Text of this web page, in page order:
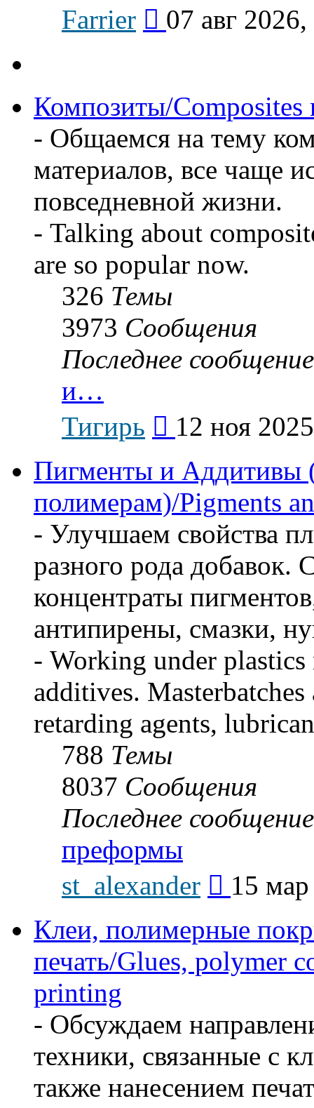
Farrier
последнему
07 авг
Композиты/Сomposites
- Общаемся на тему
материалов, все чаще
повседневной жизни.
- Talking about
are so popular now.
326 Темы
3973 Сообщения
Последнее сообщение
и…
Тигирь
последнему
12 ноя
Пигменты и Аддитивы
полимерам)/Pigments
- Улучшаем свойства
разного рода добавок.
концентраты
антипирены, смазки,
- Working under
additives.
retarding agents,
788 Темы
8037 Сообщения
Последнее сообщение
преформы
st_alexander
последнему
15
Клеи, полимерные
печать/Glues, polymer
printing
- Обсуждаем
техники, связанные с
также нанесением